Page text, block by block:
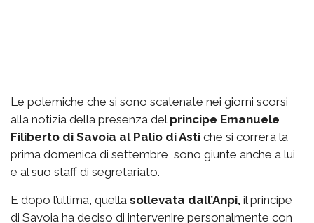
Le polemiche che si sono scatenate nei giorni scorsi
alla notizia della presenza del principe Emanuele
Filiberto di Savoia al Palio di Asti che si correrà la
prima domenica di settembre, sono giunte anche a lui
e al suo staff di segretariato.
E dopo l’ultima, quella sollevata dall’Anpi, il principe
di Savoia ha deciso di intervenire personalmente con